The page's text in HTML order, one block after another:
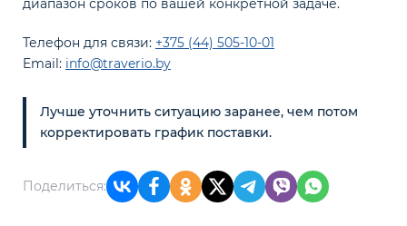
диапазон сроков по вашей конкретной задаче.
Телефон для связи: +375 (44) 505-10-01
Email: info@traverio.by
Лучше уточнить ситуацию заранее, чем потом
корректировать график поставки.
Поделиться: